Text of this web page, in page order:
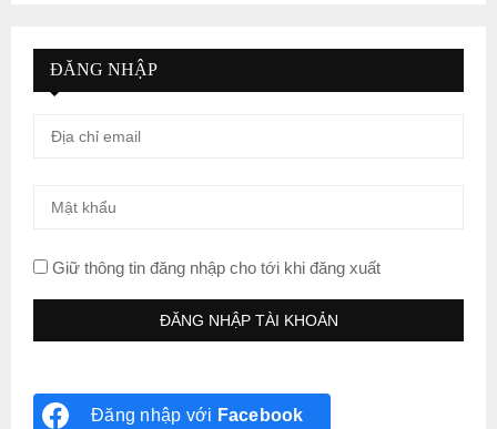
ĐĂNG NHẬP
Giữ thông tin đăng nhập cho tới khi đăng xuất
Đăng nhập với Facebook